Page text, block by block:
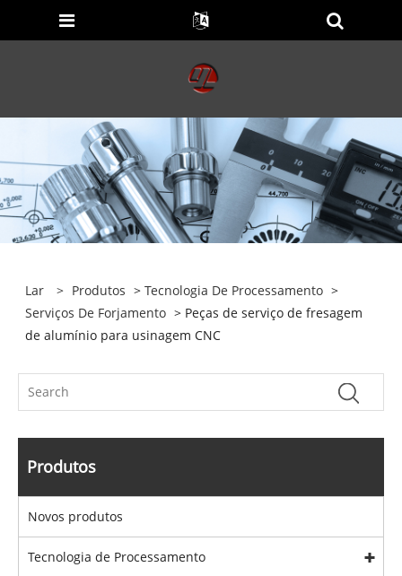
Lar > Produtos >Tecnologia De Processamento >
Serviços De Forjamento > Peças de serviço de fresagem
de alumínio para usinagem CNC
Produtos
Novos produtos
Tecnologia de Processamento